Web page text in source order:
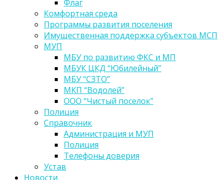
Флаг
Комфортная среда
Программы развития поселения
Имущественная поддержка субъектов МСП
МУП
МБУ по развитию ФКС и МП
МБУК ЦКД “Юбилейный”
МБУ “СЗТО”
МКП “Водолей”
ООО “Чистый поселок”
Полиция
Справочник
Администрация и МУП
Полиция
Телефоны доверия
Устав
Новости